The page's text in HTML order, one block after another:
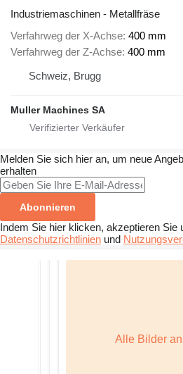
Industriemaschinen - Metallfräse
Verfahrweg der X-Achse 400 mm
Verfahrweg der Z-Achse 400 mm
Schweiz, Brugg
Muller Machines SA
Melden Sie sich hier an, um neue
erhalten
Abonnieren
Indem Sie hier klicken, akzeptieren Sie
Datenschutzrichtlinien und